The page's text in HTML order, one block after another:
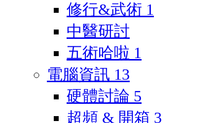
修行&武術 1
中醫研討
五術哈啦 1
電腦資訊 13
硬體討論 5
超頻 & 開箱 3